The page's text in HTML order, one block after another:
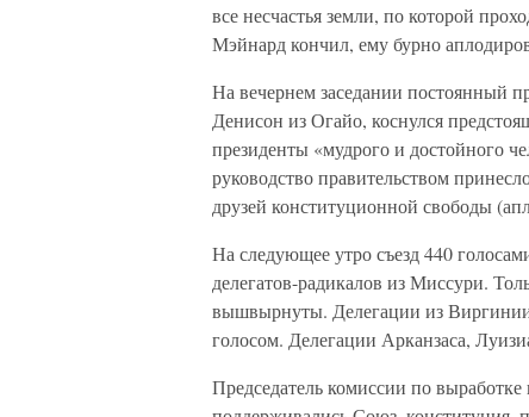
все несчастья земли, по которой
Мэйнард кончил, ему бурно
На вечернем заседании постоянный
Денисон из Огайо, коснулся
президенты «мудрого и достойного
руководство правительством
друзей конституционной свободы
На следующее утро съезд 440
делегатов-радикалов из Миссури.
вышвырнуты. Делегации из
голосом. Делегации Арканзаса,
Председатель комиссии по